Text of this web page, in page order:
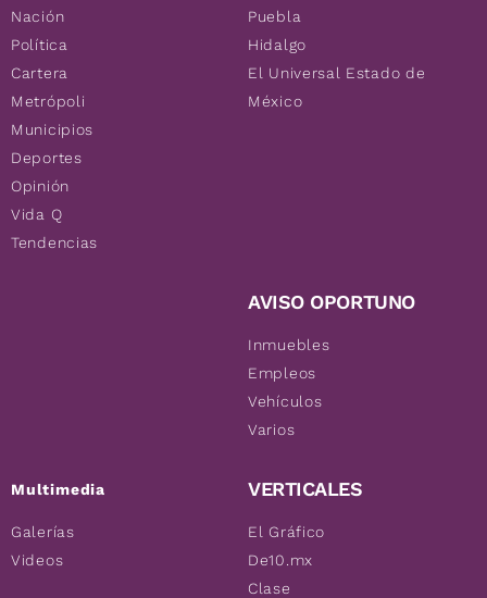
Nación
Política
Cartera
Metrópoli
Municipios
Deportes
Opinión
Vida Q
Tendencias
Multimedia
Galerías
Videos
Puebla
Hidalgo
El Universal Estado de
México
AVISO OPORTUNO
Inmuebles
Empleos
Vehículos
Varios
VERTICALES
El Gráfico
De10.mx
Clase